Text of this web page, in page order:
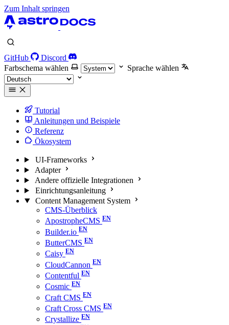
Zum Inhalt springen
GitHub
Discord
Farbschema wählen
Sprache wählen
Tutorial
Anleitungen und Beispiele
Referenz
Ökosystem
UI-Frameworks
Adapter
Andere offizielle Integrationen
Einrichtungsanleitung
Content Management System
CMS-Überblick
ApostropheCMS
Builder.io
ButterCMS
Caisy
CloudCannon
Contentful
Cosmic
Craft CMS
Craft Cross CMS
Crystallize